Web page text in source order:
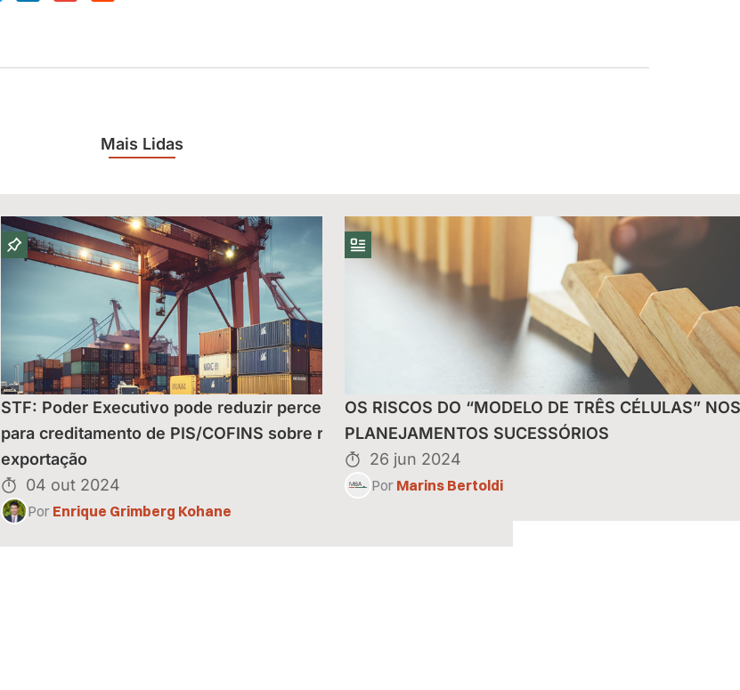
Mais Lidas
STF: Poder Executivo pode reduzir percentuais do Reintegra
para creditamento de PIS/COFINS sobre receitas de
exportação
04 out 2024
Por Enrique Grimberg Kohane
OS RISCOS DO “MODELO DE TRÊS CÉLULAS”
PLANEJAMENTOS SUCESSÓRIOS
26 jun 2024
Por Marins Bertoldi